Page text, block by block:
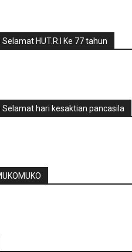
HUT.R.I Ke 77 tahun
Selamat hari kesaktian pancasila